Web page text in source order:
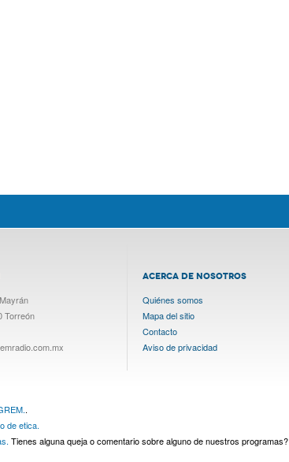
Torreón
ACERCA DE NOSOTROS
Quiénes somos
Mapa del sitio
Contacto
Aviso de privacidad
.
de etica.
Tienes alguna queja o comentario sobre alguno de nuestros programas?